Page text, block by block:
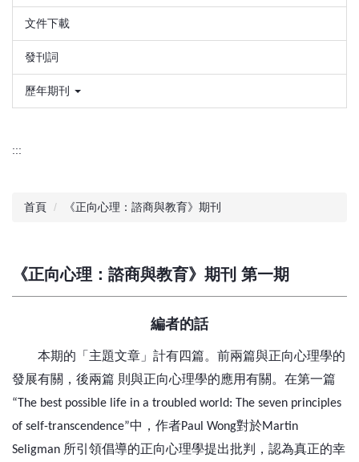
文件下載
發刊詞
歷年期刊
:::
首頁 《正向心理：諮商與教育》期刊
《正向心理：諮商與教育》期刊 第一期
編者的話
本期的「主題文章」計有四篇。前兩篇與正向心理學的
發展有關，後兩篇 則與正向心理學的應用有關。在第一篇
“The best possible life in a troubled world: The seven principles
of self-transcendence”中，作者Paul Wong對於Martin
Seligman 所引領倡導的正向心理學提出批判，認為真正的幸